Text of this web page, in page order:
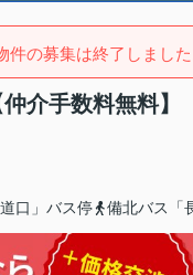
件の募集は終了しました
介手数料無料】
口」バス停 備北バス「